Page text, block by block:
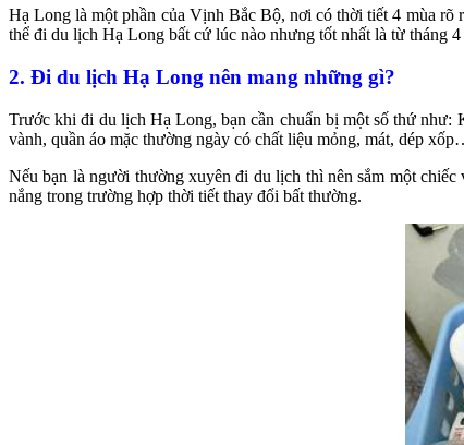
Hạ Long là một phần của Vịnh Bắc Bộ, nơi có thời tiết 4 mùa rõ
thể đi du lịch Hạ Long bất cứ lúc nào nhưng tốt nhất là từ tháng
2. Đi du lịch Hạ Long nên mang những gì?
Trước khi đi du lịch Hạ Long, bạn cần chuẩn bị một số thứ như:
vành, quần áo mặc thường ngày có chất liệu mỏng, mát, dép
Nếu bạn là người thường xuyên đi du lịch thì nên sắm một
nắng trong trường hợp thời tiết thay đổi bất thường.